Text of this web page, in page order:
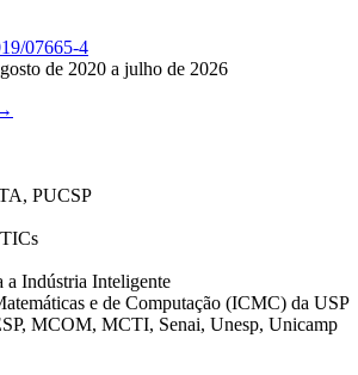
07665-4
de 2020 a julho de 2026
PUCSP
a Indústria Inteligente
e de Computação (ICMC) da USP
MCOM, MCTI, Senai, Unesp, Unicamp